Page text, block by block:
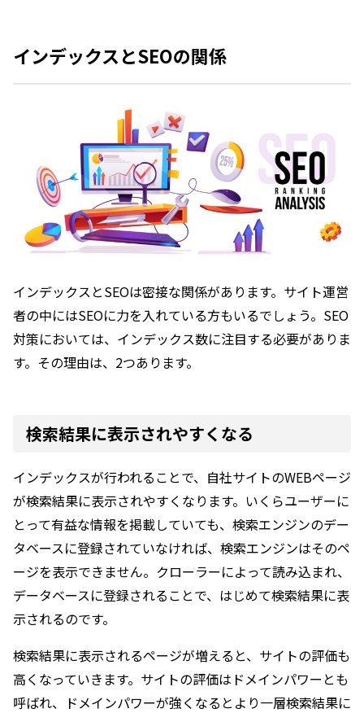
インデックスとSEOの関係
インデックスとSEOは密接な関係があります。サイト運営
者の中にはSEOに力を入れている方もいるでしょう。SEO
対策においては、インデックス数に注目する必要がありま
す。その理由は、2つあります。
検索結果に表示されやすくなる
インデックスが行われることで、自社サイトのWEBページ
が検索結果に表示されやすくなります。いくらユーザーに
とって有益な情報を掲載していても、検索エンジンのデー
タベースに登録されていなければ、検索エンジンはそのペ
ージを表示できません。クローラーによって読み込まれ、
データベースに登録されることで、はじめて検索結果に表
示されるのです。
検索結果に表示されるページが増えると、サイトの評価も
高くなっていきます。サイトの評価はドメインパワーとも
呼ばれ、ドメインパワーが強くなるとより一層検索結果に